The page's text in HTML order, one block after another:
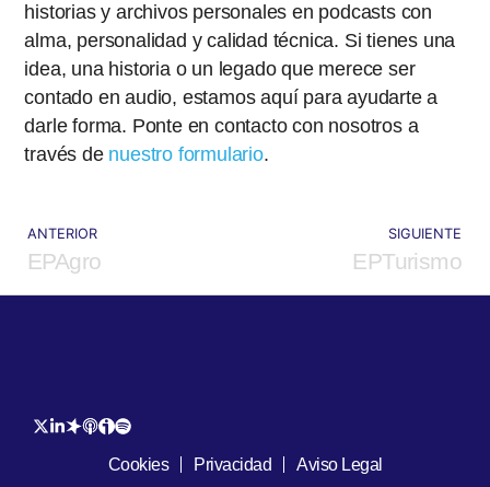
historias y archivos personales en podcasts con
alma, personalidad y calidad técnica. Si tienes una
idea, una historia o un legado que merece ser
contado en audio, estamos aquí para ayudarte a
darle forma. Ponte en contacto con nosotros a
través de nuestro formulario.
ANTERIOR
EPAgro
SIGUIENTE
EPTurismo
Cookies Privacidad Aviso Legal